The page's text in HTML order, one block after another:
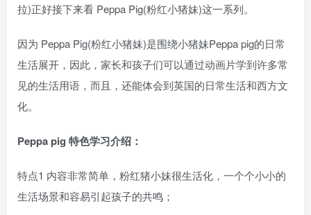
拉)正好接下来看 Peppa Pig(粉红小猪妹)这一系列。
因为 Peppa Pig(粉红小猪妹)是围绕小猪妹Peppa pig的日常
生活展开，因此，家长和孩子们可以通过动画片学到许多常
见的生活用语，而且，还能体会到英国的日常生活和西方文
化。
Peppa pig 特色学习介绍：
特点1 内容非常简单，粉红猪小妹很生活化，一个个小小的
生活场景和容易引起孩子的共鸣；